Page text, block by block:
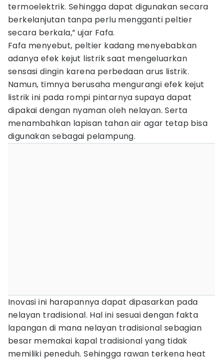
termoelektrik. Sehingga dapat digunakan secara
berkelanjutan tanpa perlu mengganti peltier
secara berkala,” ujar Fafa.
Fafa menyebut, peltier kadang menyebabkan
adanya efek kejut listrik saat mengeluarkan
sensasi dingin karena perbedaan arus listrik.
Namun, timnya berusaha mengurangi efek kejut
listrik ini pada rompi pintarnya supaya dapat
dipakai dengan nyaman oleh nelayan. Serta
menambahkan lapisan tahan air agar tetap bisa
digunakan sebagai pelampung.
Inovasi ini harapannya dapat dipasarkan pada
nelayan tradisional. Hal ini sesuai dengan fakta
lapangan di mana nelayan tradisional sebagian
besar memakai kapal tradisional yang tidak
memiliki peneduh. Sehingga rawan terkena heat